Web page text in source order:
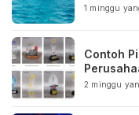
1 minggu
Contoh
2 minggu